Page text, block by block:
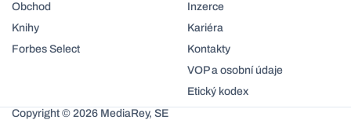
Obchod
Knihy
Forbes Select
Inzerce
Kariéra
Kontakty
VOP a osobní údaje
Etický kodex
Copyright © 2026 MediaRey, SE